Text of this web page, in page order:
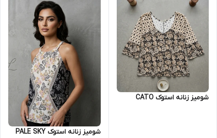
شومیز زنانه استوک CATO
شومیز زنانه استوک PALE SKY